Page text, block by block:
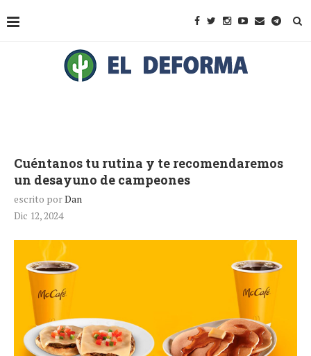
Cuéntanos tu rutina y te recomendaremos
un desayuno de campeones
escrito porDan
Dic 12, 2024